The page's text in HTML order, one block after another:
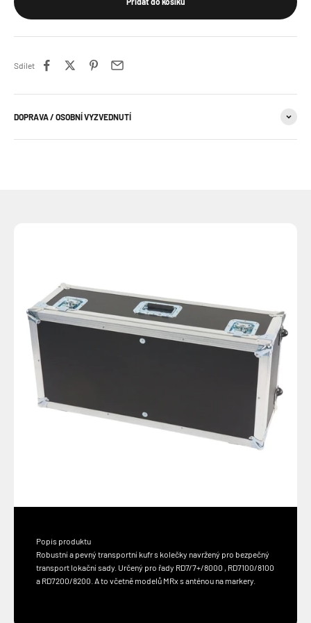
Sdílet
DOPRAVA / OSOBNÍ VYZVEDNUTÍ
Popis produktu
Robustní a pevný transportní kufr s kolečky navržený pro bezpečný
transport lokační sady. Určený pro řady RD7/7+/8000 , RD7100/8100
a RD7200/8200. A to včetně modelů MRx s anténou na markery.